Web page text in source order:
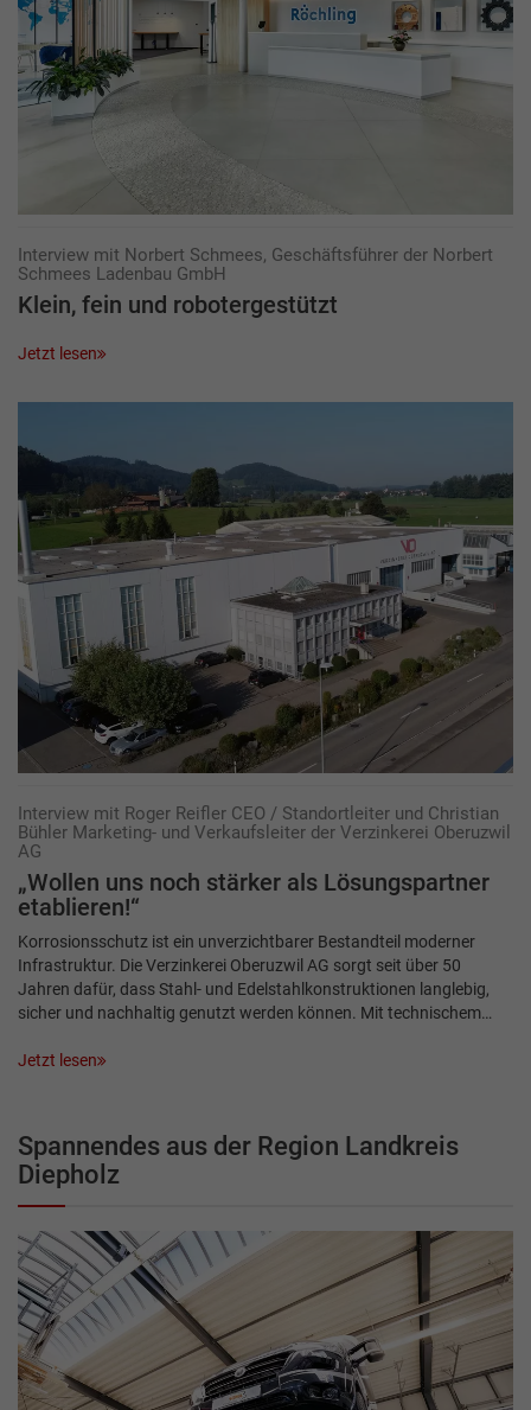
Interview mit Norbert Schmees, Geschäftsführer der Norbert
Schmees Ladenbau GmbH
Klein, fein und robotergestützt
Jetzt lesen
Interview mit Roger Reifler CEO / Standortleiter und Christian
Bühler Marketing- und Verkaufsleiter der Verzinkerei Oberuzwil
AG
„Wollen uns noch stärker als Lösungspartner
etablieren!“
Korrosionsschutz ist ein unverzichtbarer Bestandteil moderner
Infrastruktur. Die Verzinkerei Oberuzwil AG sorgt seit über 50
Jahren dafür, dass Stahl- und Edelstahlkonstruktionen langlebig,
sicher und nachhaltig genutzt werden können. Mit technischem…
Jetzt lesen
Spannendes aus der Region Landkreis
Diepholz